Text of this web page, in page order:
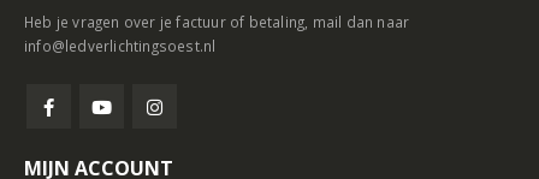
Heb je vragen over je factuur of betaling, mail dan naar
info@ledverlichtingsoest.nl
MIJN ACCOUNT